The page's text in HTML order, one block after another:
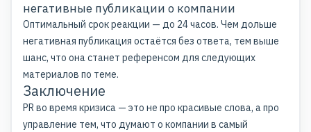
негативные публикации о компании
Оптимальный срок реакции — до 24 часов. Чем дольше
негативная публикация остаётся без ответа, тем выше
шанс, что она станет референсом для следующих
материалов по теме.
Заключение
PR во время кризиса — это не про красивые слова, а про
управление тем, что думают о компании в самый